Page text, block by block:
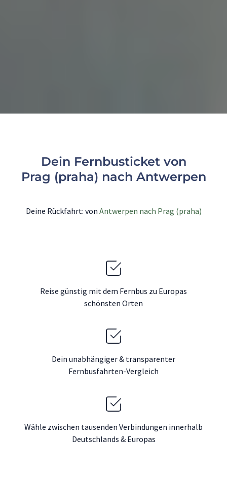
Dein Fernbusticket von
Prag (praha) nach Antwerpen
Deine Rückfahrt: von Antwerpen nach Prag (praha)
Reise günstig mit dem Fernbus zu Europas
schönsten Orten
Dein unabhängiger & transparenter
Fernbusfahrten-Vergleich
Wähle zwischen tausenden Verbindungen innerhalb
Deutschlands & Europas